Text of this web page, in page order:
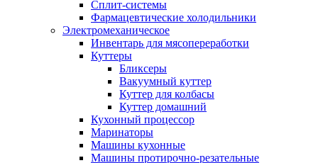
Сплит-системы
Фармацевтические холодильники
Электромеханическое
Инвентарь для мясопереработки
Куттеры
Бликсеры
Вакуумный куттер
Куттер для колбасы
Куттер домашний
Кухонный процессор
Маринаторы
Машины кухонные
Машины протирочно-резательные